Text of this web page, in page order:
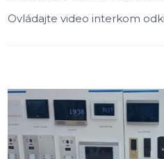
Ovládajte video interkom